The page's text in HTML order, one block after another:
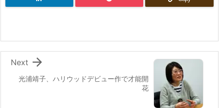
光浦靖子、ハリウッドデビュー作で才能開
花

Next